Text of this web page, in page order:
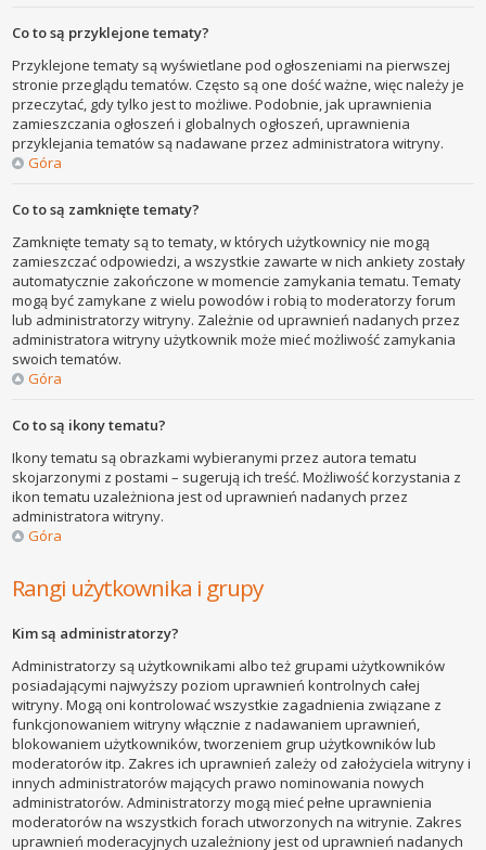
Co to są przyklejone tematy?
Przyklejone tematy są wyświetlane pod ogłoszeniami na pierwszej
stronie przeglądu tematów. Często są one dość ważne, więc należy je
przeczytać, gdy tylko jest to możliwe. Podobnie, jak uprawnienia
zamieszczania ogłoszeń i globalnych ogłoszeń, uprawnienia
przyklejania tematów są nadawane przez administratora witryny.
Góra
Co to są zamknięte tematy?
Zamknięte tematy są to tematy, w których użytkownicy nie mogą
zamieszczać odpowiedzi, a wszystkie zawarte w nich ankiety zostały
automatycznie zakończone w momencie zamykania tematu. Tematy
mogą być zamykane z wielu powodów i robią to moderatorzy forum
lub administratorzy witryny. Zależnie od uprawnień nadanych przez
administratora witryny użytkownik może mieć możliwość zamykania
swoich tematów.
Góra
Co to są ikony tematu?
Ikony tematu są obrazkami wybieranymi przez autora tematu
skojarzonymi z postami – sugerują ich treść. Możliwość korzystania z
ikon tematu uzależniona jest od uprawnień nadanych przez
administratora witryny.
Góra
Rangi użytkownika i grupy
Kim są administratorzy?
Administratorzy są użytkownikami albo też grupami użytkowników
posiadającymi najwyższy poziom uprawnień kontrolnych całej
witryny. Mogą oni kontrolować wszystkie zagadnienia związane z
funkcjonowaniem witryny włącznie z nadawaniem uprawnień,
blokowaniem użytkowników, tworzeniem grup użytkowników lub
moderatorów itp. Zakres ich uprawnień zależy od założyciela witryny i
innych administratorów mających prawo nominowania nowych
administratorów. Administratorzy mogą mieć pełne uprawnienia
moderatorów na wszystkich forach utworzonych na witrynie. Zakres
uprawnień moderacyjnych uzależniony jest od uprawnień nadanych